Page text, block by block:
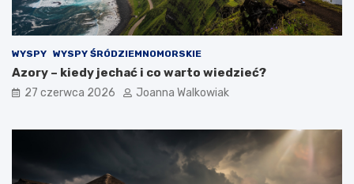
WYSPY WYSPY ŚRÓDZIEMNOMORSKIE
Azory – kiedy jechać i co warto wiedzieć?
27 czerwca 2026 Joanna Walkowiak